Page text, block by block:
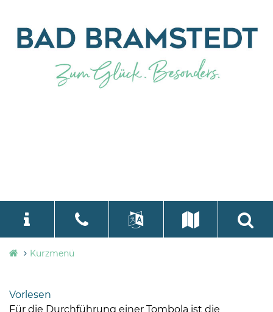
Stadtverwaltung
Bramstedt
Bleeck 15-
language
Kurzmenü
Vorlesen
Für die Durchführung einer Tombola ist die